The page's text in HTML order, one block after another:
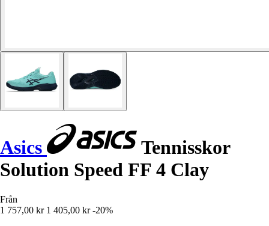
Asics
Tennisskor
Solution Speed FF 4 Clay
Från
1 757,00 kr 1 405,00 kr -20%